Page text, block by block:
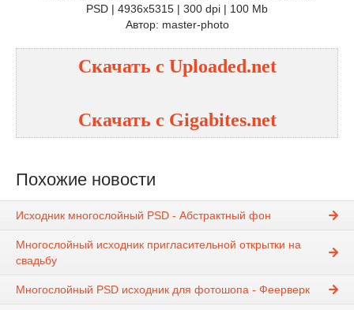
PSD | 4936x5315 | 300 dpi | 100 Mb
Автор: master-photo
Скачать с Uploaded.net
Скачать с Gigabites.net
Похожие новости
Исходник многослойный PSD - Абстрактный фон
Многослойный исходник пригласительной открытки на
свадьбу
Многослойный PSD исходник для фотошопа - Феерверк